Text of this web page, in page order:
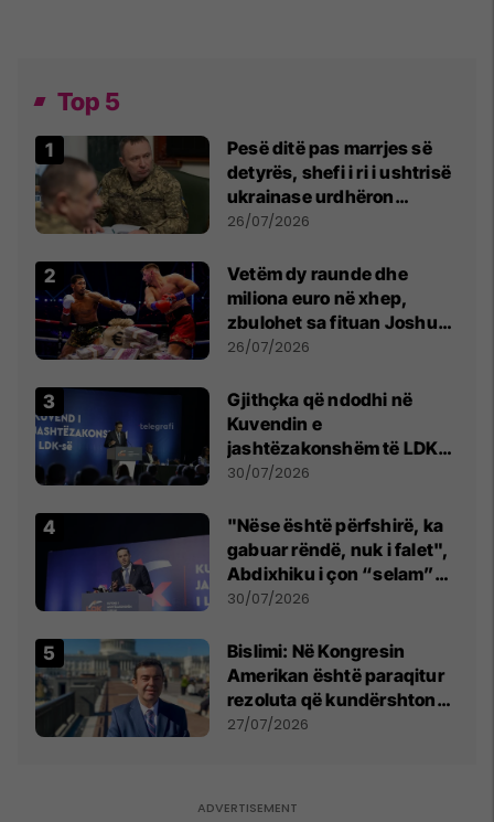
Top 5
Pesë ditë pas marrjes së
detyrës, shefi i ri i ushtrisë
ukrainase urdhëron
kontroll të madh
26/07/2026
Vetëm dy raunde dhe
miliona euro në xhep,
zbulohet sa fituan Joshua
e Prenga
26/07/2026
Gjithçka që ndodhi në
Kuvendin e
jashtëzakonshëm të LDK-
së
30/07/2026
"Nëse është përfshirë, ka
gabuar rëndë, nuk i falet",
Abdixhiku i çon “selam”
Përparim Ramës
30/07/2026
Bislimi: Në Kongresin
Amerikan është paraqitur
rezoluta që kundërshton
mbajtjen e Asamblesë
27/07/2026